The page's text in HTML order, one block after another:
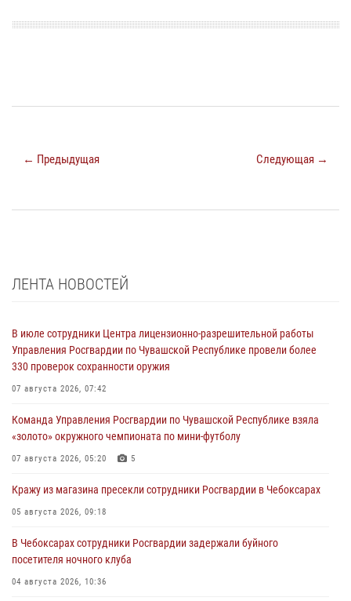
← Предыдущая Следующая →
ЛЕНТА НОВОСТЕЙ
В июле сотрудники Центра лицензионно-разрешительной работы
Управления Росгвардии по Чувашской Республике провели более
330 проверок сохранности оружия
07 августа 2026, 07:42
Команда Управления Росгвардии по Чувашской Республике взяла
«золото» окружного чемпионата по мини-футболу
07 августа 2026, 05:20 5
Кражу из магазина пресекли сотрудники Росгвардии в Чебоксарах
05 августа 2026, 09:18
В Чебоксарах сотрудники Росгвардии задержали буйного
посетителя ночного клуба
04 августа 2026, 10:36